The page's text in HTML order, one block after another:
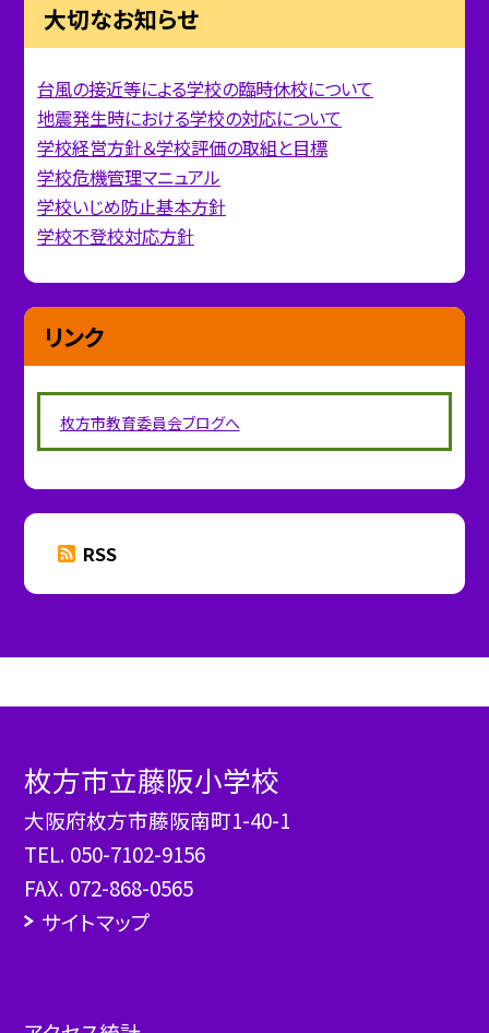
大切なお知らせ
台風の接近等による学校の臨時休校について
地震発生時における学校の対応について
学校経営方針＆学校評価の取組と目標
学校危機管理マニュアル
学校いじめ防止基本方針
学校不登校対応方針
リンク
枚方市教育委員会ブログへ
RSS
枚方市立藤阪小学校
大阪府枚方市藤阪南町1-40-1
TEL. 050-7102-9156
FAX. 072-868-0565
サイトマップ